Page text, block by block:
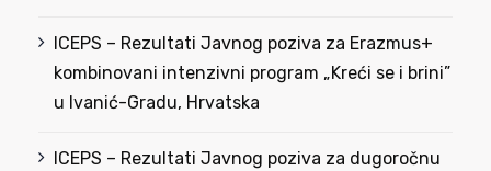
ICEPS – Rezultati Javnog poziva za Erazmus+
kombinovani intenzivni program „Kreći se i brini”
u Ivanić-Gradu, Hrvatska
ICEPS – Rezultati Javnog poziva za dugoročnu